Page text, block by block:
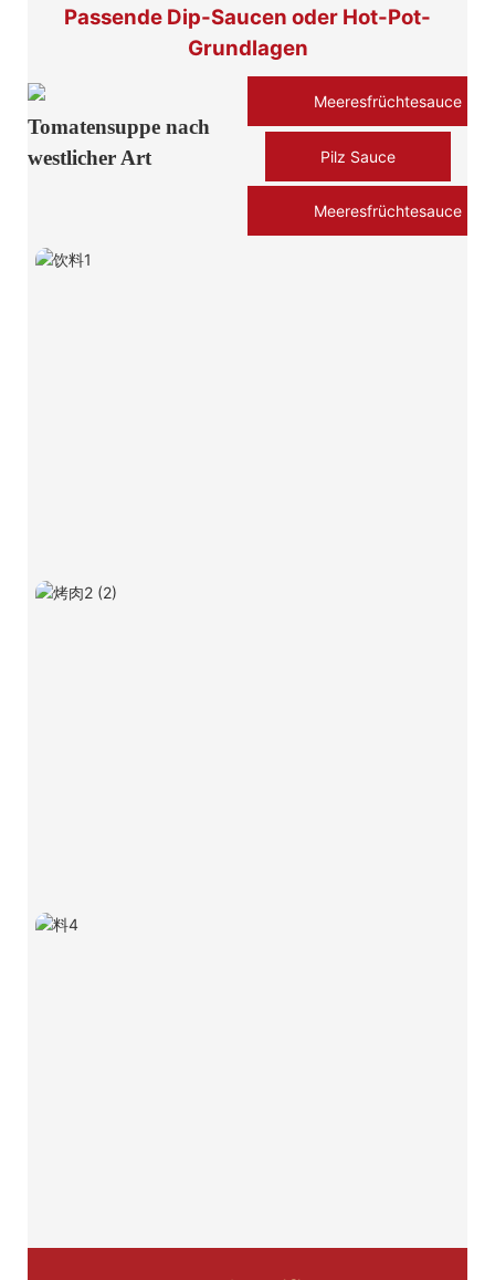
Passende Dip-Saucen oder Hot-Pot-
Grundlagen
Tomatensuppe nach
westlicher Art
Meeresfrüchtesauce
Pilz Sauce
Meeresfrüchtesauce